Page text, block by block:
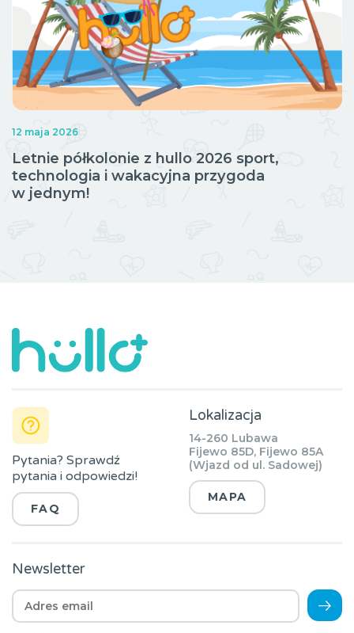
12 maja 2026
Letnie półkolonie z hullo 2026 sport,
technologia i wakacyjna przygoda
w jednym!
Pytania? Sprawdź
pytania i odpowiedzi!
FAQ
Lokalizacja
14-260 Lubawa
Fijewo 85D, Fijewo 85A
(Wjazd od ul. Sadowej)
MAPA
Newsletter